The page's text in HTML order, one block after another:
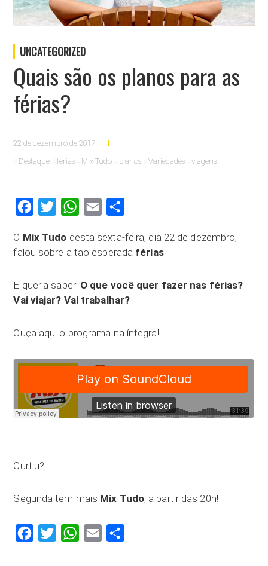
UNCATEGORIZED
Quais são os planos para as
férias?
22 de dezembro de 2017
Destaque
ferias Mix Tudo planos Variedades viagens
FacebookTwitter WhatsApp
Email
O Mix Tudo desta sexta-feira, dia 22 de dezembro,
falou sobre a tão esperada férias.
E queria saber: O que você quer fazer nas férias?
Vai viajar? Vai trabalhar?
Ouça aqui o programa na íntegra!
Curtiu?
Segunda tem mais Mix Tudo, a partir das 20h!
FacebookTwitter WhatsApp
Email